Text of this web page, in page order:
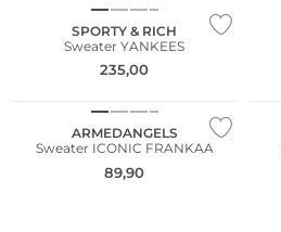
SPORTY & RICH
Sweater YANKEES
235,00
ARMEDANGELS
Sweater ICONIC FRANKAA
89,90